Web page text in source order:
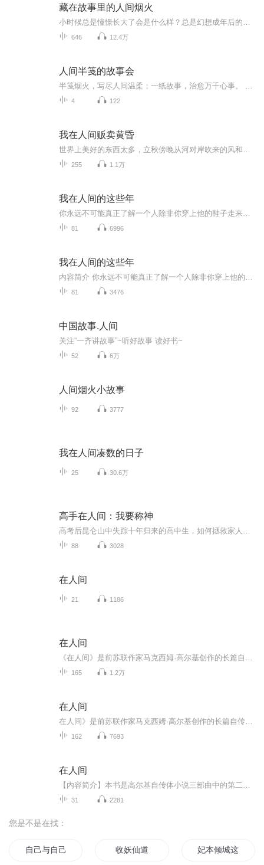
藏在故事里的人间烟火
646 12.4万
人间半笺的故事会
4 122
我在人间贩卖黄昏
255 1.1万
我在人间的这些年
81 6996
我在人间的这些年
81 3476
中国故事.人间
关注“一齐讲故事”~听好故事 读好书~
52 6万
人间烟火小故事
92 3777
我在人间凑数的日子
25 30.6万
高手在人间：我要称神
88 3028
在人间
21 1186
在人间
165 1.2万
在人间
162 7693
在人间
31 2281
您是不是在找：
自己与自己的故事 收妖仙道 妃本倾城这个妖